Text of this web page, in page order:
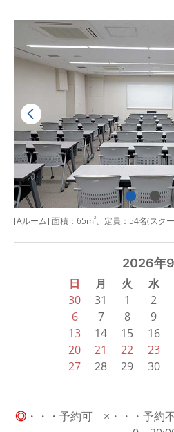
[Aルーム] 面積：65m2、定員：54名(スク
2026年9
日 月 火 水
30 31 1 2
6
7 8 9
13
14 15 16
20
21 22 23
27
28 29 30
◎ ・・・予約可 ×・・・予約